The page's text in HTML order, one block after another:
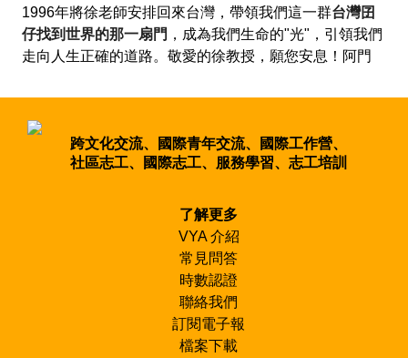
1996年將徐老師安排回來台灣，帶領我們這一群台灣囝
仔找到世界的那一扇門 ，成為我們生命的"光" ，引領我們
走向人生正確的道路。敬愛的徐教授，願您安息！阿門
跨文化交流、國際青年交流、國際工作營、
社區志工、國際志工、服務學習、志工培訓
了解更多
VYA 介紹
常見問答
時數認證
聯絡我們
訂閱電子報
檔案下載